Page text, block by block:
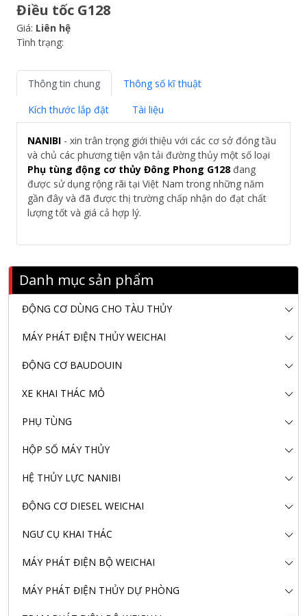
Danh mục sản phẩm
ĐỘNG CƠ DÙNG CHO TÀU THỦY
MÁY PHÁT ĐIỆN THỦY WEICHAI
ĐỘNG CƠ BAUDOUIN
XE KHAI THÁC MỎ
PHỤ TÙNG
HỘP SỐ MÁY THỦY
HỆ THỦY LỰC NANIBI
ĐỘNG CƠ DIESEL WEICHAI
NGƯ CỤ KHAI THÁC
MÁY PHÁT ĐIỆN BỘ WEICHAI
MÁY PHÁT ĐIỆN THỦY DỰ PHÒNG
Điều tốc G128
Giá: Liên hệ
Tình trạng:
Thông tin chung
Thông số kĩ thuật
Kích thước lắp đặt
Tài liệu
NANIBI - xin trân trọng giới thiệu với các cơ sở đóng tầu
và chủ các phương tiện vận tải đường thủy một số loại
Phụ tùng động cơ thủy Đông Phong G128 đang
được sử dụng rộng rãi tại Việt Nam trong những năm
gần đây và đã được thị trường chấp nhận do đạt chất
lượng tốt và giá cả hợp lý.